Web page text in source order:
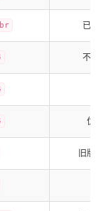
已
不
优
旧版